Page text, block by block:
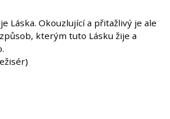
Láska. Okouzlující a přitažlivý je ale
kterým tuto Lásku žije a